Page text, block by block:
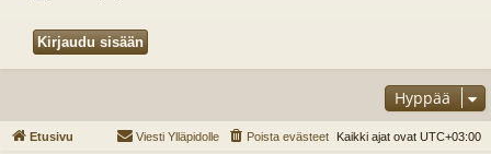
Hyppää
Etusivu Kaikki ajat ovat UTC+03:00
Poista evästeet
Viesti Ylläpidolle